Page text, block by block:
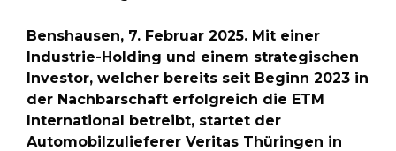
Benshausen, 7. Februar 2025. Mit einer
Industrie-Holding und einem strategischen
Investor, welcher bereits seit Beginn 2023 in
der Nachbarschaft erfolgreich die ETM
International betreibt, startet der
Automobilzulieferer Veritas Thüringen in